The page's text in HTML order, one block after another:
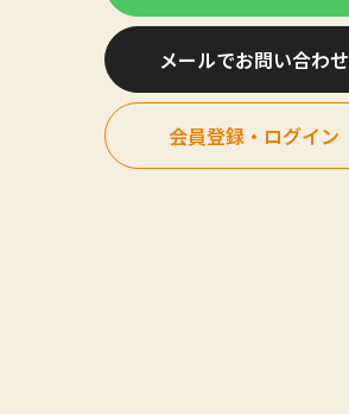
メールでお問い合わせ
会員登録・ログイン